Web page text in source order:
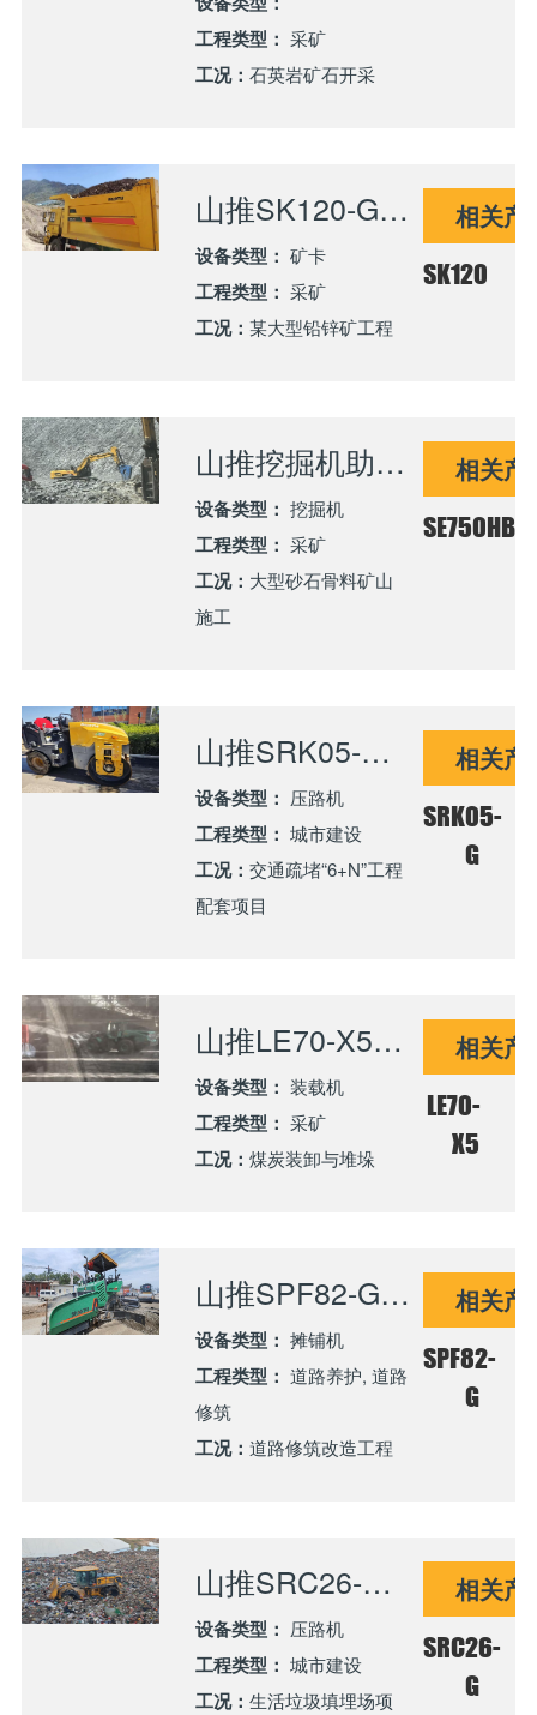
工程类型： 采矿
工况：石英岩矿石开采
山推SK120-G宽体矿卡：高海拔矿区硬核表现获认可，性能口碑双丰收
设备类型： 矿卡
工程类型： 采矿
工况：某大型铅锌矿工程
相关产
SK120
山推挖掘机助力西南大型矿山高效破碎作业
设备类型： 挖掘机
工程类型： 采矿
工况： 大型砂石骨料矿山
施工
相关产
SE750HB
山推SRK05-G压路机助力宁夏市政“6+N”工程高效施工
设备类型： 压路机
工程类型： 城市建设
工况：交通疏堵“6+N”工程
配套项目
相关产
SRK05-
G
山推LE70-X5纯电装载机服务内蒙古某洗煤厂项目 绿色高效引领口岸能源合作
设备类型： 装载机
工程类型： 采矿
工况：煤炭装卸与堆垛
相关产
LE70-
X5
山推SPF82-G摊铺机助力城市巷道改造建设
设备类型： 摊铺机
工程类型： 道路养护, 道路
修筑
工况：道路修筑改造工程
相关产
SPF82-
G
山推SRC26-G垃圾压实机助力西北重点环保工程稳步推进
设备类型： 压路机
工程类型： 城市建设
工况：生活垃圾填埋场项
相关产
SRC26-
G